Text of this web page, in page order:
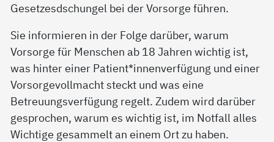
Gesetzesdschungel bei der Vorsorge führen.
Sie informieren in der Folge darüber, warum
Vorsorge für Menschen ab 18 Jahren wichtig ist,
was hinter einer Patient*innenverfügung und einer
Vorsorgevollmacht steckt und was eine
Betreuungsverfügung regelt. Zudem wird darüber
gesprochen, warum es wichtig ist, im Notfall alles
Wichtige gesammelt an einem Ort zu haben.